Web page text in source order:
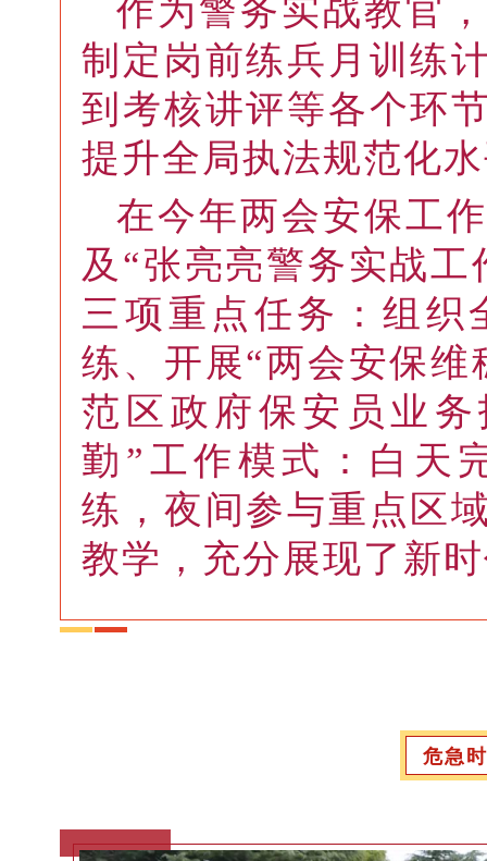
作为警务实战教官
制定岗前练兵月训练
到考核讲评等各个环
提升全局执法规范化
在今年两会安保工
及“张亮亮警务实战
三项重点任务：组织
练、开展“两会安保
范区政府保安员业
勤”工作模式：白天
练，夜间参与重点区
教学，充分展现了新
危急